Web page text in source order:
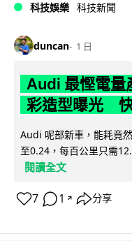
科技娛樂 科技新聞
duncan 1 日
Audi 最慳電
彩造型曝光
Audi 呢部新車，能耗竟
至0.24，每百公里只需
閱讀全文
7 1 ↗ 分享